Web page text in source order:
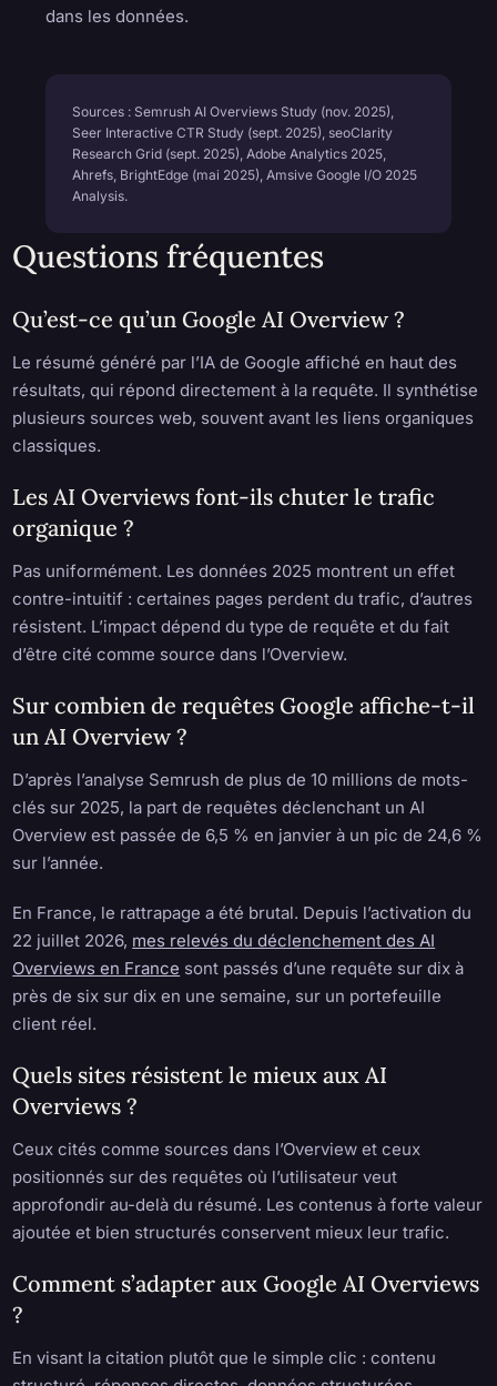
dans les données.
Sources : Semrush AI Overviews Study (nov. 2025),
Seer Interactive CTR Study (sept. 2025), seoClarity
Research Grid (sept. 2025), Adobe Analytics 2025,
Ahrefs, BrightEdge (mai 2025), Amsive Google I/O 2025
Analysis.
Questions fréquentes
Qu’est-ce qu’un Google AI Overview ?
Le résumé généré par l’IA de Google affiché en haut des
résultats, qui répond directement à la requête. Il synthétise
plusieurs sources web, souvent avant les liens organiques
classiques.
Les AI Overviews font-ils chuter le trafic
organique ?
Pas uniformément. Les données 2025 montrent un effet
contre-intuitif : certaines pages perdent du trafic, d’autres
résistent. L’impact dépend du type de requête et du fait
d’être cité comme source dans l’Overview.
Sur combien de requêtes Google affiche-t-il
un AI Overview ?
D’après l’analyse Semrush de plus de 10 millions de mots-
clés sur 2025, la part de requêtes déclenchant un AI
Overview est passée de 6,5 % en janvier à un pic de 24,6 %
sur l’année.
En France, le rattrapage a été brutal. Depuis l’activation du
22 juillet 2026, mes relevés du déclenchement des AI
Overviews en France sont passés d’une requête sur dix à
près de six sur dix en une semaine, sur un portefeuille
client réel.
Quels sites résistent le mieux aux AI
Overviews ?
Ceux cités comme sources dans l’Overview et ceux
positionnés sur des requêtes où l’utilisateur veut
approfondir au-delà du résumé. Les contenus à forte valeur
ajoutée et bien structurés conservent mieux leur trafic.
Comment s’adapter aux Google AI Overviews
?
En visant la citation plutôt que le simple clic : contenu